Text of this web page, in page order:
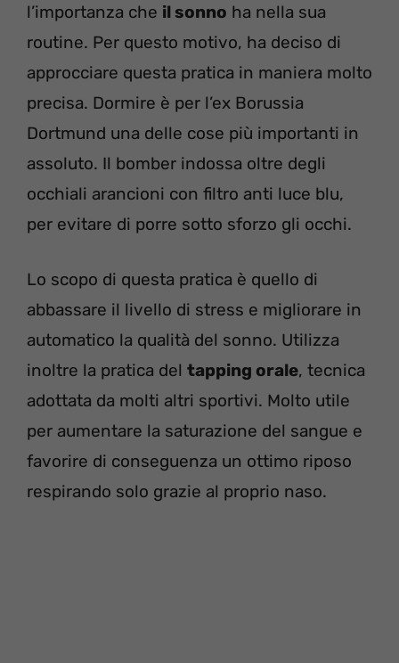
l’importanza che il sonno ha nella sua
routine. Per questo motivo, ha deciso di
approcciare questa pratica in maniera molto
precisa. Dormire è per l’ex Borussia
Dortmund una delle cose più importanti in
assoluto. Il bomber indossa oltre degli
occhiali arancioni con filtro anti luce blu,
per evitare di porre sotto sforzo gli occhi.
Lo scopo di questa pratica è quello di
abbassare il livello di stress e migliorare in
automatico la qualità del sonno. Utilizza
inoltre la pratica del tapping orale, tecnica
adottata da molti altri sportivi. Molto utile
per aumentare la saturazione del sangue e
favorire di conseguenza un ottimo riposo
respirando solo grazie al proprio naso.